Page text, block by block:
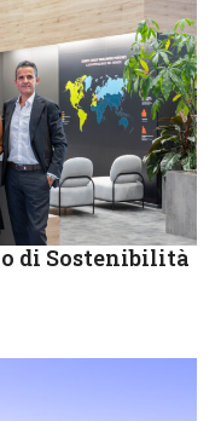
di Sostenibilità